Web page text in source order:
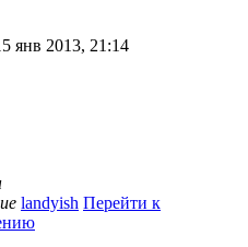
янв 2013, 21:14
landyish Перейти к